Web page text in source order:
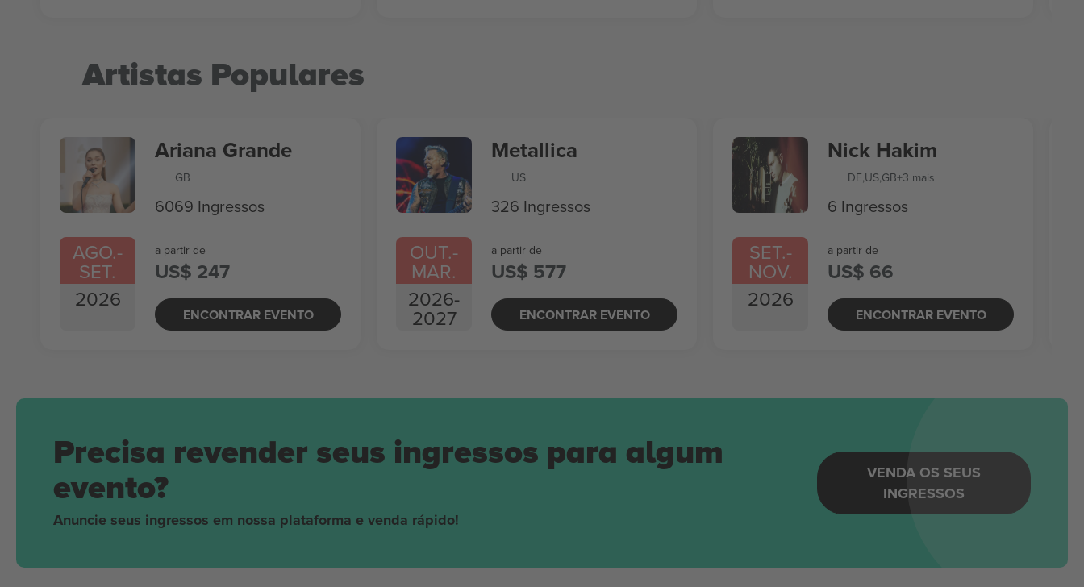
Artistas Populares
AGO.-
SET.
2026
Ariana Grande
GB
6069 Ingressos
a partir de
US$ 247
ENCONTRAR EVENTO
OUT.-
MAR.
2026-
2027
Metallica
US
326 Ingressos
a partir de
US$ 577
ENCONTRAR EVENTO
SET.-
NOV.
2026
Nick Hakim
DE,US,GB+3 mais
6 Ingressos
a partir de
US$ 66
ENCONTRAR EVENTO
Precisa revender seus ingressos para algum
evento?
Anuncie seus ingressos em nossa plataforma e venda rápido!
VENDA OS SEUS
INGRESSOS